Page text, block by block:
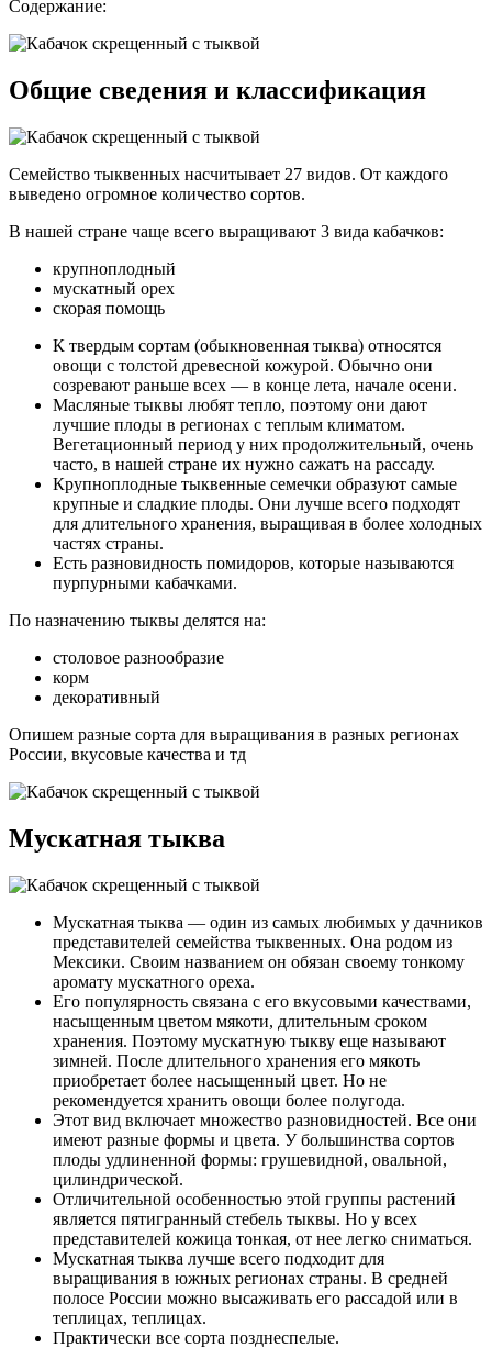
Содержание:
Общие сведения и классификация
Семейство тыквенных насчитывает 27 видов. От каждого
выведено огромное количество сортов.
В нашей стране чаще всего выращивают 3 вида кабачков:
крупноплодный
мускатный орех
скорая помощь
К твердым сортам (обыкновенная тыква) относятся
овощи с толстой древесной кожурой. Обычно они
созревают раньше всех — в конце лета, начале осени.
Масляные тыквы любят тепло, поэтому они дают
лучшие плоды в регионах с теплым климатом.
Вегетационный период у них продолжительный, очень
часто, в нашей стране их нужно сажать на рассаду.
Крупноплодные тыквенные семечки образуют самые
крупные и сладкие плоды. Они лучше всего подходят
для длительного хранения, выращивая в более холодных
частях страны.
Есть разновидность помидоров, которые называются
пурпурными кабачками.
По назначению тыквы делятся на:
столовое разнообразие
корм
декоративный
Опишем разные сорта для выращивания в разных регионах
России, вкусовые качества и тд
Мускатная тыква
Мускатная тыква — один из самых любимых у дачников
представителей семейства тыквенных. Она родом из
Мексики. Своим названием он обязан своему тонкому
аромату мускатного ореха.
Его популярность связана с его вкусовыми качествами,
насыщенным цветом мякоти, длительным сроком
хранения. Поэтому мускатную тыкву еще называют
зимней. После длительного хранения его мякоть
приобретает более насыщенный цвет. Но не
рекомендуется хранить овощи более полугода.
Этот вид включает множество разновидностей. Все они
имеют разные формы и цвета. У большинства сортов
плоды удлиненной формы: грушевидной, овальной,
цилиндрической.
Отличительной особенностью этой группы растений
является пятигранный стебель тыквы. Но у всех
представителей кожица тонкая, от нее легко сниматься.
Мускатная тыква лучше всего подходит для
выращивания в южных регионах страны. В средней
полосе России можно высаживать его рассадой или в
теплицах, теплицах.
Практически все сорта позднеспелые.